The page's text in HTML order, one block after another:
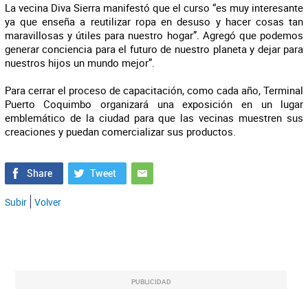
La vecina Diva Sierra manifestó que el curso “es muy interesante
ya que enseña a reutilizar ropa en desuso y hacer cosas tan
maravillosas y útiles para nuestro hogar”. Agregó que podemos
generar conciencia para el futuro de nuestro planeta y dejar para
nuestros hijos un mundo mejor”.
Para cerrar el proceso de capacitación, como cada año, Terminal
Puerto Coquimbo organizará una exposición en un lugar
emblemático de la ciudad para que las vecinas muestren sus
creaciones y puedan comercializar sus productos.
Subir Volver
PUBLICIDAD